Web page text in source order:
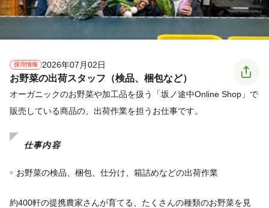
採用情報 2026年07月02日
お野菜の出荷スタッフ（検品、梱包など）
オーガニックのお野菜や加工品を扱う「坂ノ途中Online Shop」で
販売している商品の、出荷作業を担うお仕事です。
仕事内容
お野菜の検品、梱包、仕分け、箱詰めなどの出荷作業
約400軒の提携農家さんが育てる、たくさんの種類のお野菜を見